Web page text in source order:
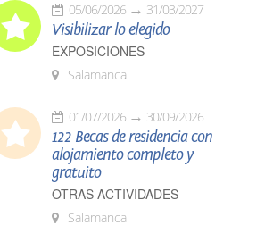
05/06/2026 31/03/2027
Visibilizar lo elegido
EXPOSICIONES
Salamanca
01/07/2026 30/09/2026
122 Becas de residencia con
alojamiento completo y
gratuito
OTRAS ACTIVIDADES
Salamanca